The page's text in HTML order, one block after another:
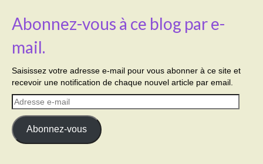
Abonnez-vous à ce blog par e-
mail.
Saisissez votre adresse e-mail pour vous abonner à ce site et
recevoir une notification de chaque nouvel article par email.
Adresse
e-
mail
Abonnez-vous